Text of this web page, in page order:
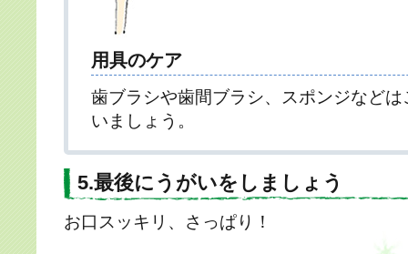
用具のケア
歯ブラシや歯間ブラシ、スポンジなど
いましょう。
5.最後にうがいをしましょう
お口スッキリ、さっぱり！